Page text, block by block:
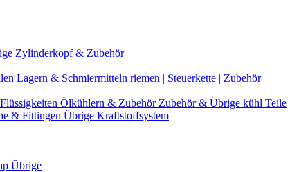
Zylinderkopf & Zubehör
Lagern & Schmiermitteln riemen | Steuerkette | Zubehör
Ölkühlern & Zubehör Zubehör & Übrige kühl Teile
& Fittingen Übrige Kraftstoffsystem
Übrige